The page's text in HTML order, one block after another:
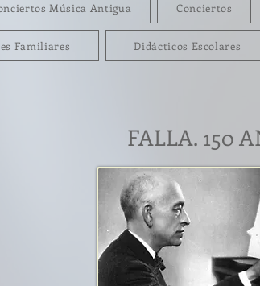
Música Antigua Conciertos
Familiares Didácticos Escolares
FALLA. 150